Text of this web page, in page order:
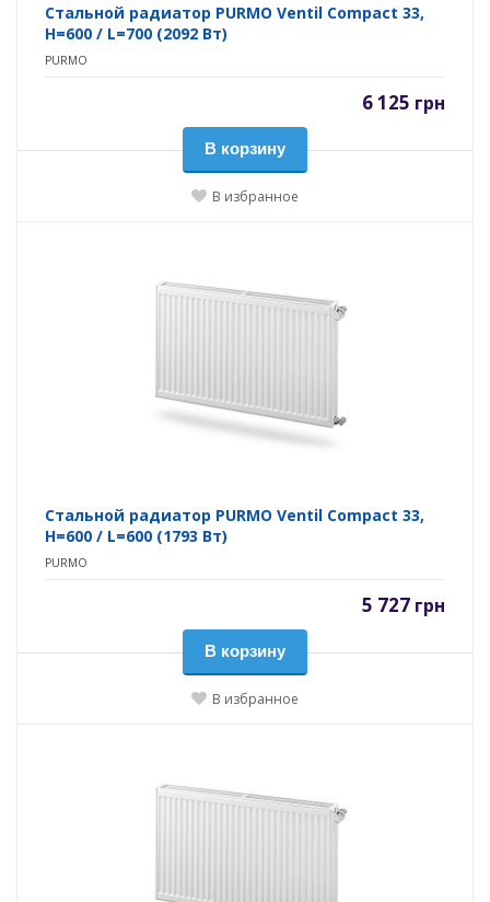
Стальной радиатор PURMO Ventil Compact 33,
H=600 / L=700 (2092 Вт)
PURMO
6 125 грн
В корзину
В избранное
Стальной радиатор PURMO Ventil Compact 33,
H=600 / L=600 (1793 Вт)
PURMO
5 727 грн
В корзину
В избранное